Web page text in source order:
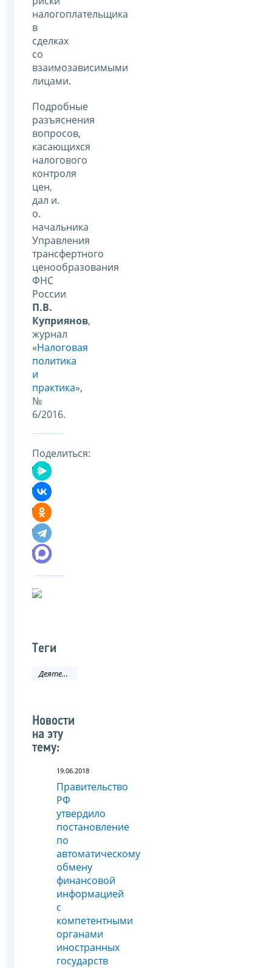
налогоплательщика
в
сделках
со
взаимозависимыми
лицами.
Подробные
разъяснения
вопросов,
касающихся
налогового
контроля
цен,
дал и.
о.
начальника
Управления
трансфертного
ценообразования
ФНС
России
П.В.
Куприянов,
журнал
«Налоговая
политика
и
практика»,
№
6/2016.
Поделиться:
Теги
Деятельность ФНС
Новости
на эту
тему:
19.06.2018
Правительство
РФ
утвердило
постановление
по
автоматическому
обмену
финансовой
информацией
с
компетентными
органами
иностранных
государств